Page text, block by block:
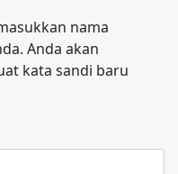
nama
Anda akan
kata sandi baru